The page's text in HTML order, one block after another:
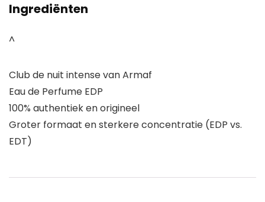
Ingrediënten
^
Club de nuit intense van Armaf
Eau de Perfume EDP
100% authentiek en origineel
Groter formaat en sterkere concentratie (EDP vs.
EDT)